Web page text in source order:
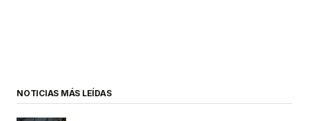
NOTICIAS MÁS LEÍDAS